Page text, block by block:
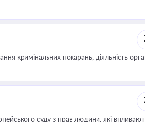
кримінальних покарань, діяльність
суду з прав людини, які